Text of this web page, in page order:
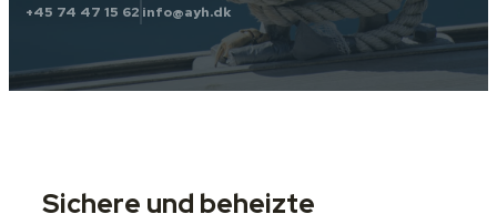
+45 74 47 15 62 info@ayh.dk
Sichere und beheizte